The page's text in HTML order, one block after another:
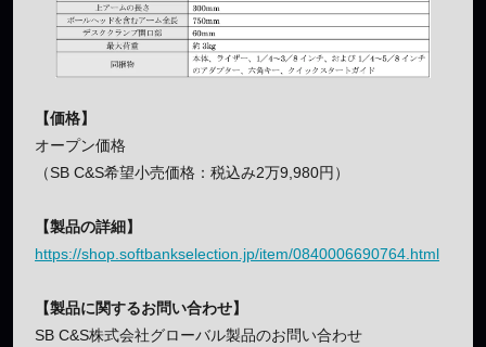
【価格】
オープン価格
（SB C&S希望小売価格：税込み2万9,980円）
【製品の詳細】
https://shop.softbankselection.jp/item/0840006690764.html
【製品に関するお問い合わせ】
SB C&S株式会社グローバル製品のお問い合わせ